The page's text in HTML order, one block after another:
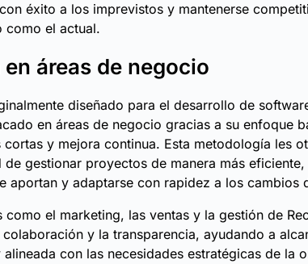
éxito a los imprevistos y mantenerse
como el actual.
en áreas de negocio
diseñado para el desarrollo de
en áreas de negocio gracias a su enfoque
cortas y mejora continua. Esta metodología les
de gestionar proyectos de manera más
aportan y adaptarse con rapidez a los cambios
como el marketing, las ventas y la gestión de
y la transparencia, ayudando a
con las necesidades estratégicas de la